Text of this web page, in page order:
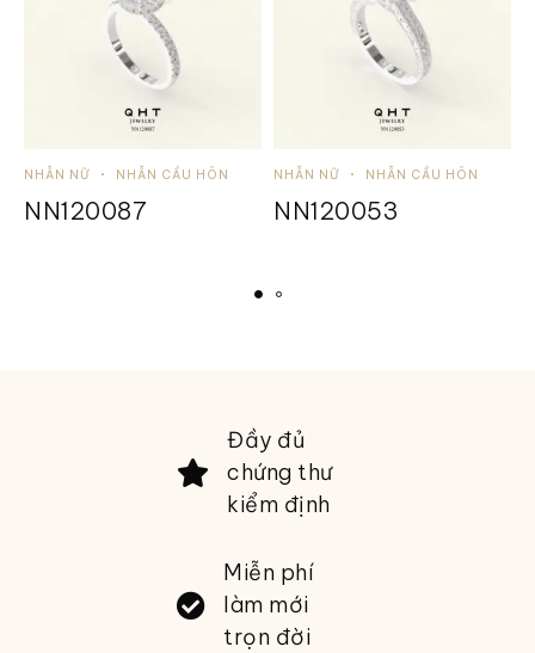
NHẪN NỮ NHẪN CẦU HÔN
NN120087
NHẪN NỮ NHẪN CẦU HÔN
NN120053
Đầy đủ
chứng thư
kiểm định
Miễn phí
làm mới
trọn đời